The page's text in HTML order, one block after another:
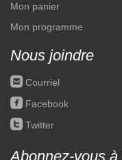
Mon panier
Mon programme
Nous joindre
roundedemail Courriel
roundedfacebook Facebook
roundedtwitter Twitter
Abonnez-vous